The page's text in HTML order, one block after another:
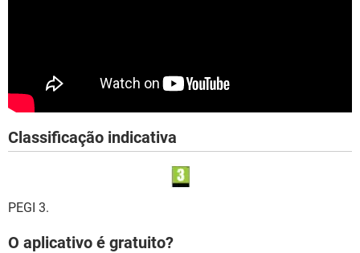
Classificação indicativa
PEGI 3.
O aplicativo é gratuito?